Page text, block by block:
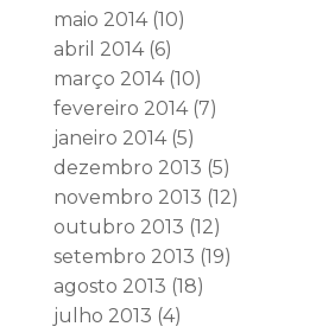
maio 2014(10)
abril 2014(6)
março 2014(10)
fevereiro 2014(7)
janeiro 2014(5)
dezembro 2013 (5)
novembro 2013 (12)
outubro 2013 (12)
setembro 2013 (19)
agosto 2013 (18)
julho 2013 (4)